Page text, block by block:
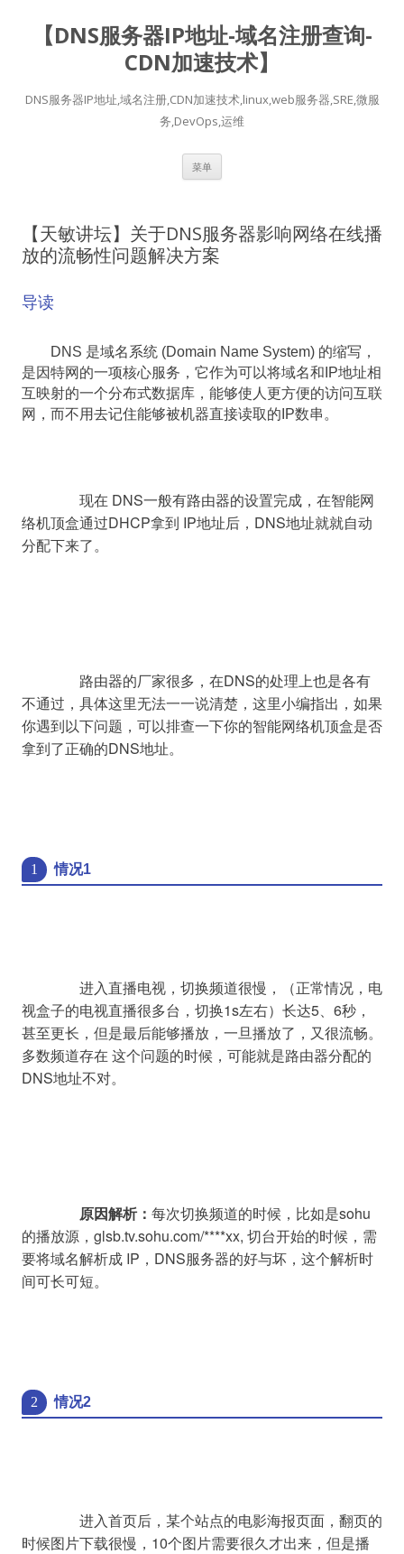
【DNS服务器IP地址-域名注册查询-
CDN加速技术】
DNS服务器IP地址,域名注册,CDN加速技术,linux,web服务器,SRE,微服
务,DevOps,运维
菜单
【天敏讲坛】关于DNS服务器影响网络在线播
放的流畅性问题解决方案
导读
DNS 是域名系统 (Domain Name System) 的缩写，
是因特网的一项核心服务，它作为可以将域名和IP地址相
互映射的一个分布式数据库，能够使人更方便的访问互联
网，而不用去记住能够被机器直接读取的IP数串。
络机顶盒通过DHCP拿到 IP地址后，DNS地址就就自动
分配下来了。
不通过，具体这里无法一一说清楚，这里小编指出，如果
你遇到以下问题，可以排查一下你的智能网络机顶盒是否
拿到了正确的DNS地址。
1 情况1
视盒子的电视直播很多台，切换1s左右）长达5、6秒，
甚至更长，但是最后能够播放，一旦播放了，又很流畅。
多数频道存在 这个问题的时候，可能就是路由器分配的
DNS地址不对。
原因解析： 每次切换频道的时候，比如是sohu
的播放源，glsb.tv.sohu.com/****xx, 切台开始的时候，需
要将域名解析成 IP，DNS服务器的好与坏，这个解析时
间可长可短。
2 情况2
时候图片下载很慢，10个图片需要很久才出来，但是播